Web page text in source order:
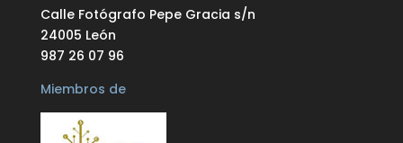
Calle Fotógrafo Pepe Gracia s/n
24005 León
987 26 07 96
Miembros de